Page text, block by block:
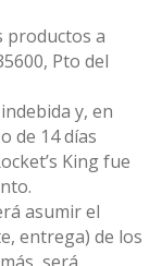
productos a
Pto del
y, en
de 14 días
King fue
asumir el
entrega) de los